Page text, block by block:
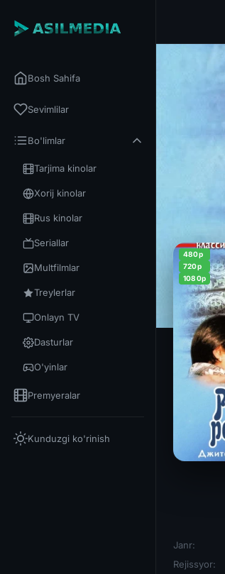
Bosh Sahifa
Sevimlilar
Bo'limlar
Tarjima kinolar
Xorij kinolar
Rus kinolar
Seriallar
Multfilmlar
Treylerlar
Onlayn TV
Dasturlar
O'yinlar
Premyeralar
Kunduzgi ko'rinish
480p
720p
1080p
Janr:
Rejissyor: